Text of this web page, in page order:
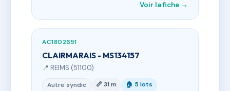
Voir la fiche →
AC1802651
CLAIRMARAIS - MS134157
📍 REIMS (51100)
Autre syndic 📏 31 m 🏠 5 lots